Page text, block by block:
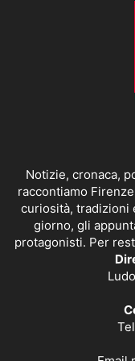
Notizie, cronaca,
raccontiamo
curiosità, tradizioni
giorno, gli
protagonisti. Per